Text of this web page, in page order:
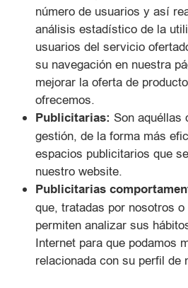
número de usuarios y así
análisis estadístico de la
usuarios del servicio
su navegación en nuestra
mejorar la oferta de
ofrecemos.
Publicitarias: Son aquéllas
gestión, de la forma más
espacios publicitarios que
nuestro website.
Publicitarias
que, tratadas por nosotros
permiten analizar sus
Internet para que podamos
relacionada con su perfil de